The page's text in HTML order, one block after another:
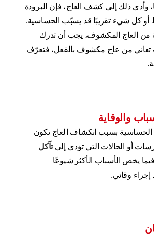
وأدى ذلك إلى كشف العاج، فإن البرودة
أو كل شيء تقريبًا قد يسبّب الحساسية.
من العاج المكشوف، يجب أن تدرك
تعاني من عاج مكشوف بالفعل، فتعرّف
والوقاية
بسبب انكشاف العاج تكون
أو الحالات التي تؤدي إلىتآكل
يخص الأسباب الأكثر شيوعًا
إجراء وقائي.